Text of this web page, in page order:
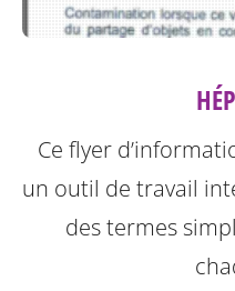
Ce flyer
un outil de travail
des termes